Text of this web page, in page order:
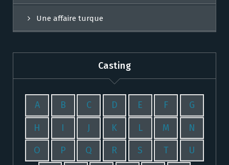
Une affaire turque
Casting
A B C D E F G
H I J K L M N
O P Q R S T U